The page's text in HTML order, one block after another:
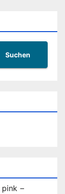
Suchen
pink –